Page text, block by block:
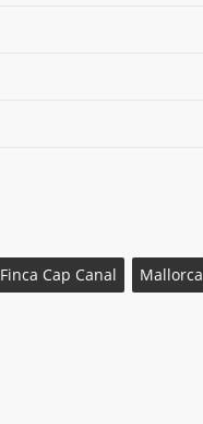
Finca Cap Canal Mallorca